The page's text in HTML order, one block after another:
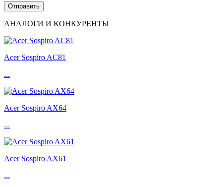
АНАЛОГИ И КОНКУРЕНТЫ
Acer Sospiro AC81
...
Acer Sospiro AX64
...
Acer Sospiro AX61
...